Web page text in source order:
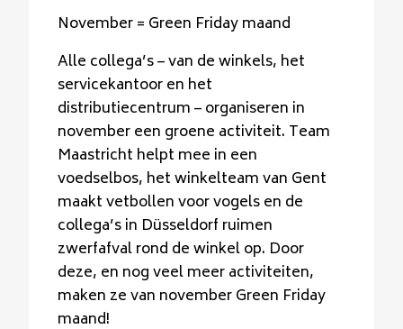
November = Green Friday maand
Alle collega’s – van de winkels, het
servicekantoor en het
distributiecentrum – organiseren in
november een groene activiteit. Team
Maastricht helpt mee in een
voedselbos, het winkelteam van Gent
maakt vetbollen voor vogels en de
collega’s in Düsseldorf ruimen
zwerfafval rond de winkel op. Door
deze, en nog veel meer activiteiten,
maken ze van november Green Friday
maand!